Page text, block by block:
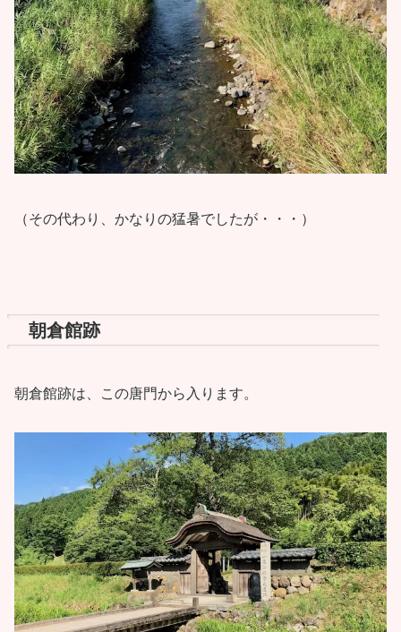
（その代わり、かなりの猛暑でしたが・・・）
朝倉館跡
朝倉館跡は、この唐門から入ります。